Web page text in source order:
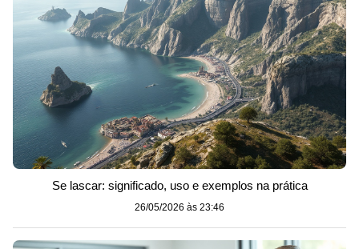
Se lascar: significado, uso e exemplos na prática
26/05/2026 às 23:46